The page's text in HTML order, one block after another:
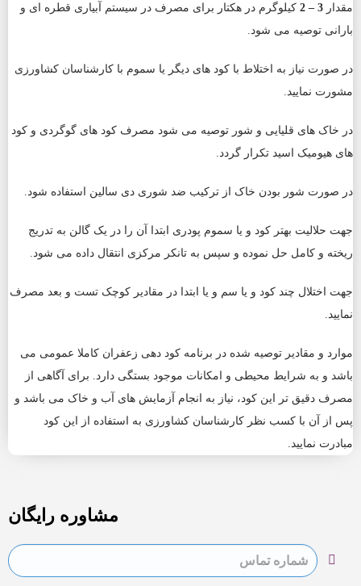
مقدار 3 – 2
کیلوگرم در هکتار برای مصرف در سیستم آبیاری قطره ای و
بارانی توصیه می شود.
در صورت نیاز به اختلاط با کود های دیگر یا سموم با کارشناسان کشاورزی
مشورت نمایید.
در خاک های قلیایی و شور توصیه می شود مصرف کود های گوگردی و کود
های هیومیک اسید تکرار گردد.
در صورت شور بودن خاک از ترکیب ضد شوری دی سالین استفاده شود.
جهت حلالیت بهتر کود و یا سموم پودری ابتدا آن را در یک گالن به تدریج
ریخته و کامل حل نموده و سپس به تانکر مرکزی انتقال داده می شود.
جهت اختلال چند کود و یا سم و یا ابتدا در مقادیر کوچک تست و بعد مصرف
نمایید.
موارد و مقادیر توصیه شده در برنامه کود دهی زعفران کاملا عمومی می
باشد و به شرایط محیطی و امکانات موجود بستگی دارد. برای آگاهی از
مصرف دقیق تر این کود، نیاز به انجام آزمایش های آب و خاک می باشد و
پس از آن با کسب نظر کارشناسان کشاورزی به استفاده از این کود
مبادرت نمایید.
مشاوره رایگان